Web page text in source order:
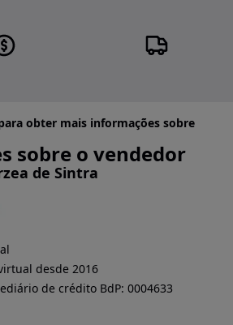
obter mais informações sobre
sobre o vendedor
de Sintra
desde 2016
de crédito BdP: 0004633